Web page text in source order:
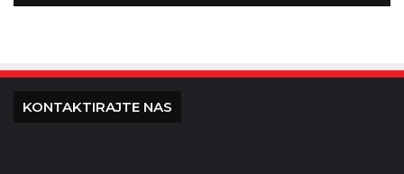
KONTAKTIRAJTE NAS